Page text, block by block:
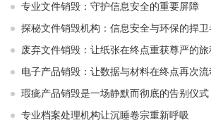
专业文件销毁：守护信息安全的重要屏障
探秘文件销毁机构：信息安全与环保的捍卫
废弃文件销毁：让纸张在终点重获尊严的旅
电子产品销毁：让数据与材料在终点再次流
瑕疵产品销毁是一场静默而彻底的告别仪式
专业档案处理机构让沉睡卷宗重新呼吸